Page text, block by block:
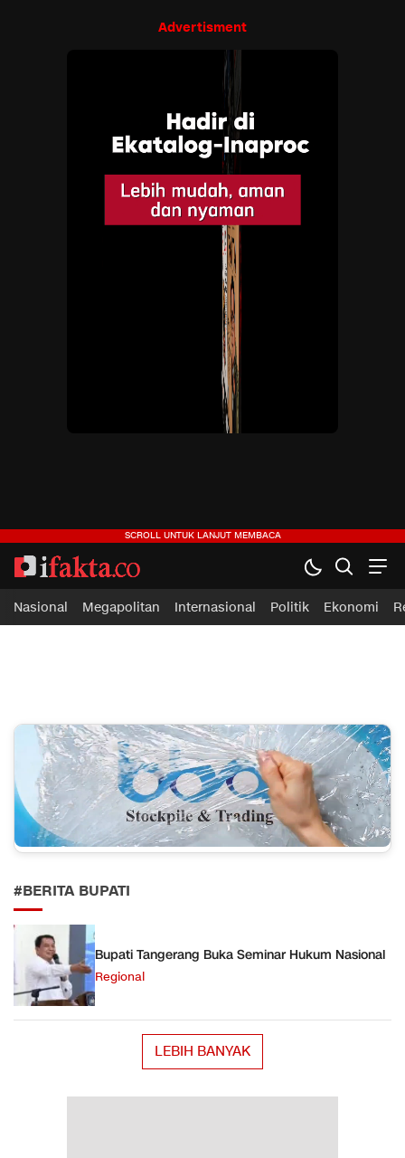
Advertisment
ifakta.co
#pastibenar
Nasional Megapolitan Internasional Politik Ekonomi
#BERITA BUPATI
Bupati Tangerang Buka Seminar Hukum Nasional
Regional
LEBIH BANYAK